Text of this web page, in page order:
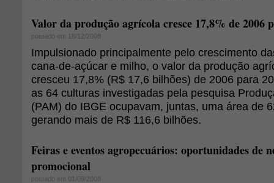
Valor da produção agrícola cresce 17,8% de 2006
postado em 18/12/2008
Impulsionado principalmente pelo crescimento
cana-de-açúcar e milho, o valor da produção
cresceu 17,8% (R$ 17,6 bilhões) de 2006 para
as 64 culturas investigadas pela pesquisa
(PAM) do IBGE ocupavam, juntas, uma área de
gerando mais de R$ 116,6 bilhões.
Feiras e eventos agropecuários: oportunidades de
promocional
postado em 01/09/2008